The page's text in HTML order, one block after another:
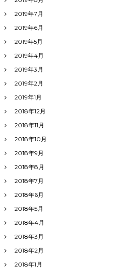
2019年7月
2019年6月
2019年5月
2019年4月
2019年3月
2019年2月
2019年1月
2018年12月
2018年11月
2018年10月
2018年9月
2018年8月
2018年7月
2018年6月
2018年5月
2018年4月
2018年3月
2018年2月
2018年1月